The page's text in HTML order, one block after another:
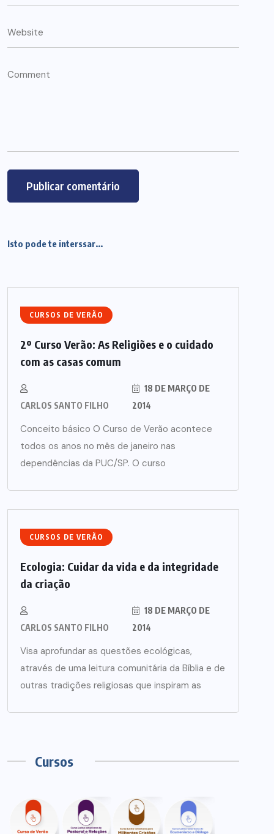
Isto pode te interssar...
CURSOS DE VERÃO
2º Curso Verão: As Religiões e o cuidado
com as casas comum
CARLOS SANTO FILHO
18 DE MARÇO DE
2014
Conceito básico O Curso de Verão acontece
todos os anos no mês de janeiro nas
dependências da PUC/SP. O curso
CURSOS DE VERÃO
Ecologia: Cuidar da vida e da integridade
da criação
CARLOS SANTO FILHO
18 DE MARÇO DE
2014
Visa aprofundar as questões ecológicas,
através de uma leitura comunitária da Bíblia e de
outras tradições religiosas que inspiram as
Cursos